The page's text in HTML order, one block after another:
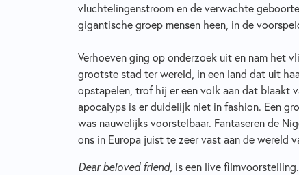
vluchtelingenstroom en de verwachte
gigantische groep mensen heen, in de
Verhoeven ging op onderzoek uit en nam het
grootste stad ter wereld, in een land dat uit
opstapelen, trof hij er een volk aan dat blaakt
apocalyps is er duidelijk niet in fashion. Een
was nauwelijks voorstelbaar. Fantaseren de
ons in Europa juist te zeer vast aan de wereld
Dear beloved friend, is een live